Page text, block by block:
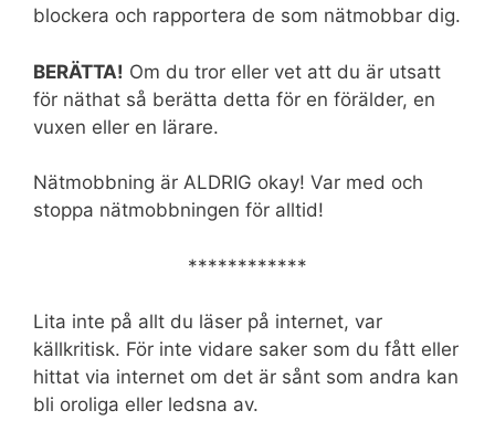
blockera och rapportera de som nätmobbar dig.
BERÄTTA! Om du tror eller vet att du är utsatt
för näthat så berätta detta för en förälder, en
vuxen eller en lärare.
Nätmobbning är ALDRIG okay! Var med och
stoppa nätmobbningen för alltid!
************
Lita inte på allt du läser på internet, var
källkritisk. För inte vidare saker som du fått eller
hittat via internet om det är sånt som andra kan
bli oroliga eller ledsna av.